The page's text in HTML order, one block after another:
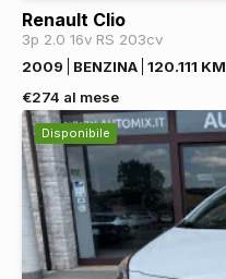
Renault Clio
3p 2.0 16v RS 203cv
2009
BENZINA 120.111 KM
€274 al mese
Disponibile